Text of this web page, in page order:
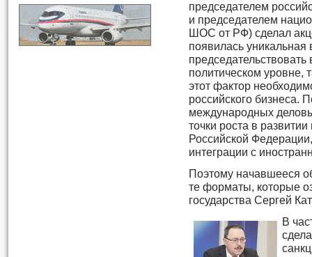
председателем
и председателем
ШОС от РФ) сделал
появилась
политическом уровне,
этот фактор
российского бизнеса.
международных
точки роста в
Российской
интеграции с
Поэтому начавшееся
те форматы, которые
государства Сергей
В